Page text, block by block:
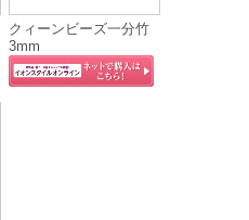
クィーンビーズ一分竹
3mm